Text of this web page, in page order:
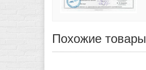
Похожие товары